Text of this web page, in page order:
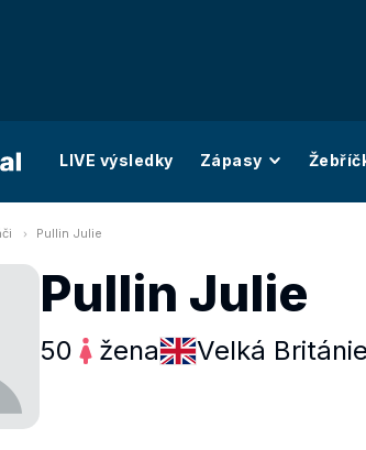
LIVE výsledky Zápasy
Pullin Julie
Pullin Julie
50 žena Velká Británie